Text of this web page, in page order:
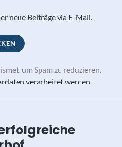
neue Beiträge via E-Mail.
um Spam zu reduzieren.
verarbeitet werden.